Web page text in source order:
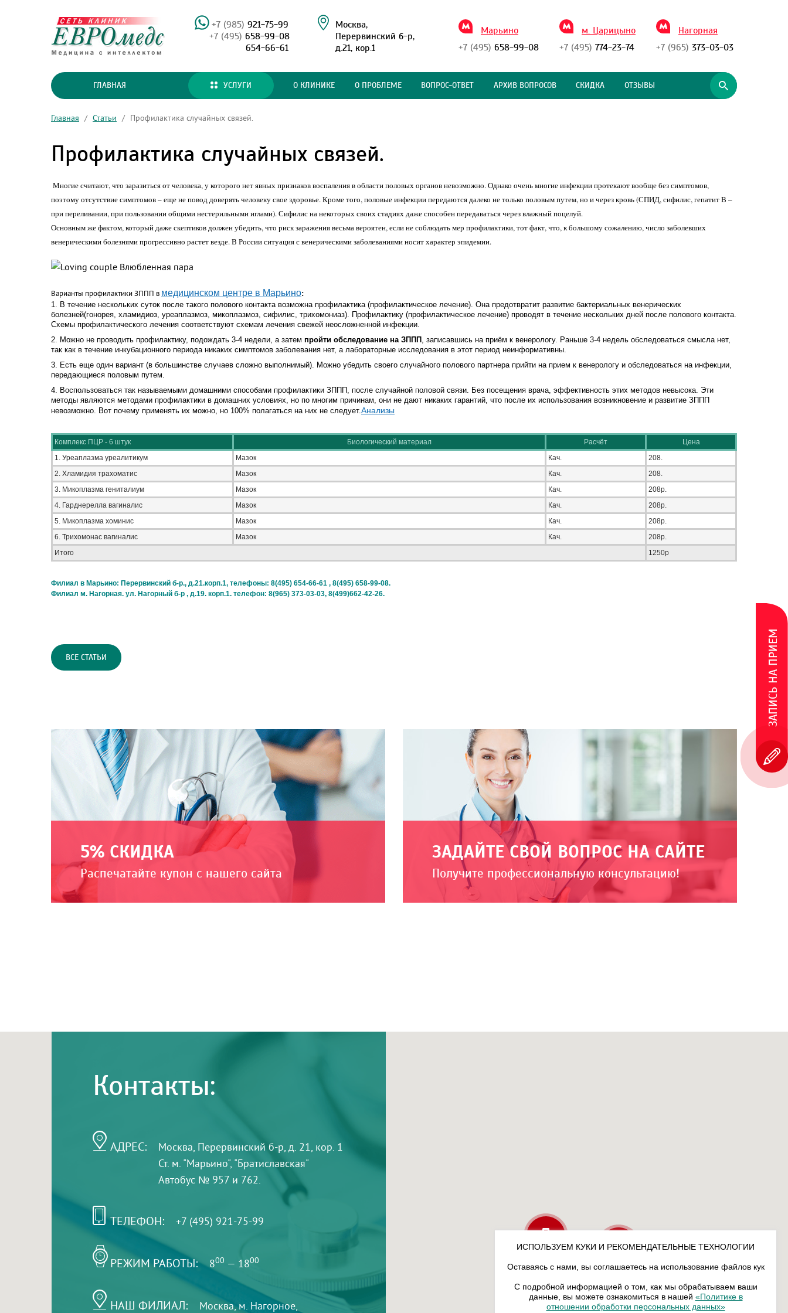
+7 (985) 921-75-99
+7 (495) 658-99-08
654-66-61
Москва,
Перервинский б-р,
д.21, кор.1
Марьино
+7 (495) 658-99-08
м. Царицыно
+7 (495) 774-23-74
Нагорная
+7 (965) 373-03-03
ГЛАВНАЯ УСЛУГИ О КЛИНИКЕ О ПРОБЛЕМЕ ВОПРОС-ОТВЕТ АРХИВ ВОПРОСОВ СКИДКА ОТЗЫВЫ
Главная / Статьи / Профилактика случайных связей.
Профилактика случайных связей.
Многие считают, что заразиться от человека, у которого нет явных признаков воспаления в области половых органов невозможно. Однако очень многие инфекции протекают вообще без симптомов,
поэтому отсутствие симптомов – еще не повод доверять человеку свое здоровье. Кроме того, половые инфекции передаются далеко не только половым путем, но и через кровь (СПИД, сифилис, гепатит В –
при переливании, при пользовании общими нестерильными иглами). Сифилис на некоторых своих стадиях даже способен передаваться через влажный поцелуй.
Основным же фактом, который даже скептиков должен убедить, что риск заражения весьма вероятен, если не соблюдать мер профилактики, тот факт, что, к большому сожалению, число заболевших
венерическими болезнями прогрессивно растет везде. В России ситуация с венерическими заболеваниями носит характер эпидемии.
Варианты профилактики ЗППП в медицинском центре в Марьино:
1. В течение нескольких суток после такого полового контакта возможна профилактика (профилактическое лечение). Она предотвратит развитие бактериальных венерических
болезней(гонорея, хламидиоз, уреаплазмоз, микоплазмоз, сифилис, трихомониаз). Профилактику (профилактическое лечение) проводят в течение нескольких дней после полового контакта.
Схемы профилактического лечения соответствуют схемам лечения свежей неосложненной инфекции.
2. Можно не проводить профилактику, подождать 3-4 недели, а затем пройти обследование на ЗППП , записавшись на приём к венерологу. Раньше 3-4 недель обследоваться смысла нет,
так как в течение инкубационного периода никаких симптомов заболевания нет, а лабораторные исследования в этот период неинформативны.
3. Есть еще один вариант (в большинстве случаев сложно выполнимый). Можно убедить своего случайного полового партнера прийти на прием к венерологу и обследоваться на инфекции,
передающиеся половым путем.
4. Воспользоваться так называемыми домашними способами профилактики ЗППП, после случайной половой связи. Без посещения врача, эффективность этих методов невысока. Эти
методы являются методами профилактики в домашних условиях, но по многим причинам, они не дают никаких гарантий, что после их использования возникновение и развитие ЗППП
невозможно. Вот почему применять их можно, но 100% полагаться на них не следует.Анализы
Комплекс ПЦР - 6 штук Биологический материал Расчёт
Цена
1. Уреаплазма уреалитикум
Мазок Кач.
208.
2. Хламидия трахоматис
Мазок Кач.
208.
3. Микоплазма гениталиум
Мазок Кач.
208р.
4. Гарднерелла вагиналис
Мазок Кач.
208р.
5. Микоплазма хоминис
Мазок Кач.
208р.
6. Трихомонас вагиналис
Мазок Кач.
208р.
Итого
1250р
Филиал в Марьино: Перервинский б-р., д.21.корп.1, телефоны: 8(495) 654-66-61 , 8(495) 658-99-08.
Филиал м. Нагорная. ул. Нагорный б-р , д.19. корп.1. телефон: 8(965) 373-03-03, 8(499)662-42-26.
ВСЕ СТАТЬИ
5% СКИДКА
Распечатайте купон с нашего сайта
ЗАДАЙТЕ СВОЙ ВОПРОС НА САЙТЕ
Получите профессиональную консультацию!
Контакты:
АДРЕС:
Москва, Перервинский б-р, д. 21, кор. 1
Ст. м. "Марьино", "Братиславская"
Автобус № 957 и 762.
ТЕЛЕФОН: +7 (495) 921-75-99
РЕЖИМ РАБОТЫ: 800 — 1800
НАШ ФИЛИАЛ: Москва, м. Нагорное,
ИСПОЛЬЗУЕМ КУКИ И РЕКОМЕНДАТЕЛЬНЫЕ ТЕХНОЛОГИИ
Оставаясь с нами, вы соглашаетесь на использование файлов кук
С подробной информацией о том, как мы обрабатываем ваши
данные, вы можете ознакомиться в нашей «Политике в
отношении обработки персональных данных»
ЗАПИСЬ НА ПРИЕМ